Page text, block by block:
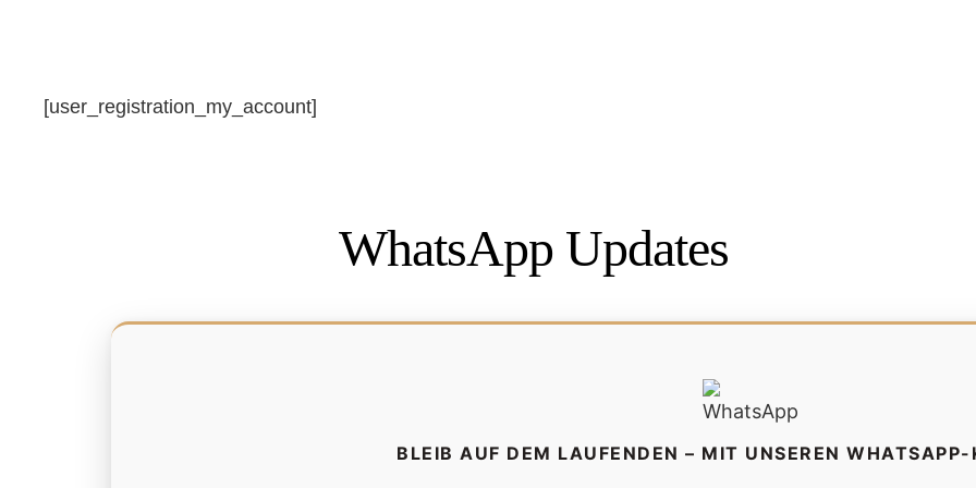
[user_registration_my_account]
WhatsApp Updates
BLEIB AUF DEM LAUFENDEN – MIT UNSEREN